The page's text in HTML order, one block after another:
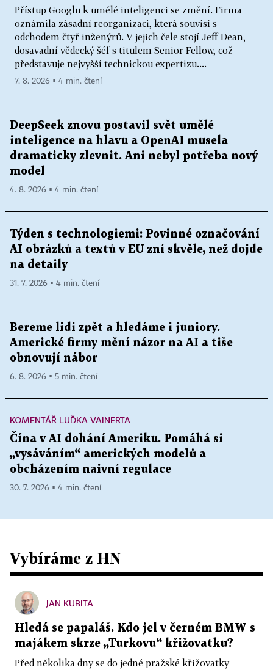
Přístup Googlu k umělé inteligenci se změní. Firma
oznámila zásadní reorganizaci, která souvisí s
odchodem čtyř inženýrů. V jejich čele stojí Jeff Dean,
dosavadní vědecký šéf s titulem Senior Fellow, což
představuje nejvyšší technickou expertizu....
7. 8. 2026 ▪ 4 min. čtení
DeepSeek znovu postavil svět umělé
inteligence na hlavu a OpenAI musela
dramaticky zlevnit. Ani nebyl potřeba nový
model
4. 8. 2026 ▪ 4 min. čtení
Týden s technologiemi: Povinné označování
AI obrázků a textů v EU zní skvěle, než dojde
na detaily
31. 7. 2026 ▪ 4 min. čtení
Bereme lidi zpět a hledáme i juniory.
Americké firmy mění názor na AI a tiše
obnovují nábor
6. 8. 2026 ▪ 5 min. čtení
KOMENTÁŘ LUĎKA VAINERTA
Čína v AI dohání Ameriku. Pomáhá si
„vysáváním“ amerických modelů a
obcházením naivní regulace
30. 7. 2026 ▪ 4 min. čtení
Vybíráme z HN
JAN KUBITA
Hledá se papaláš. Kdo jel v černém BMW s
majákem skrze „Turkovu“ křižovatku?
Před několika dny se do jedné pražské křižovatky